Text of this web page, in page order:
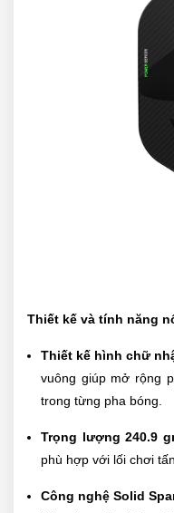
Thiết kế và tính năng
Thiết kế hình chữ
vuông giúp mở rộng
trong từng pha bóng.
Trọng lượng 240.9
phù hợp với lối chơi
Công nghệ Solid